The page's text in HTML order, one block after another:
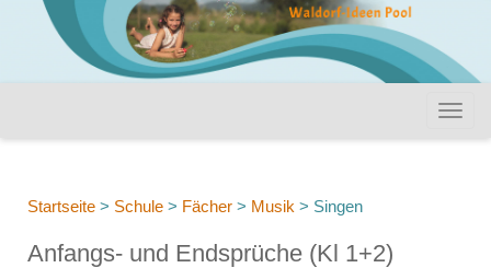
Startseite > Schule > Fächer > Musik > Singen
Anfangs- und Endsprüche (Kl 1+2)